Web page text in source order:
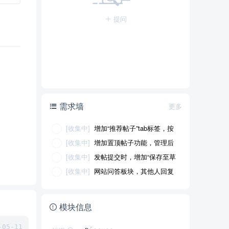
11
提问
更多
需求墙
[收集中] 增加“推荐帖子”tab标签，按
照浏览量排序
[收集中] 增加置顶帖子功能，管理后
台可以置顶帖子
[收集中] 发帖提交时，增加“保存至草
稿”的选项
[收集中] 网站问答板块，其他人回复
模块信息